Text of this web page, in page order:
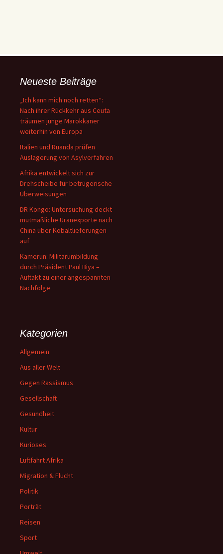
Neueste Beiträge
„Ich kann mich noch retten“:
Nach ihrer Rückkehr aus Ceuta
träumen junge Marokkaner
weiterhin von Europa
Italien und Ruanda prüfen
Auslagerung von Asylverfahren
Afrika entwickelt sich zur
Drehscheibe für betrügerische
Überweisungen
DR Kongo: Untersuchung deckt
mutmaßliche Uranexporte nach
China über Kobaltlieferungen
auf
Kamerun: Militärumbildung
durch Präsident Paul Biya –
Auftakt zu einer angespannten
Nachfolge
Kategorien
Allgemein
Aus aller Welt
Gegen Rassismus
Gesellschaft
Gesundheit
Kultur
Kurioses
Luftfahrt Afrika
Migration & Flucht
Politik
Porträt
Reisen
Sport